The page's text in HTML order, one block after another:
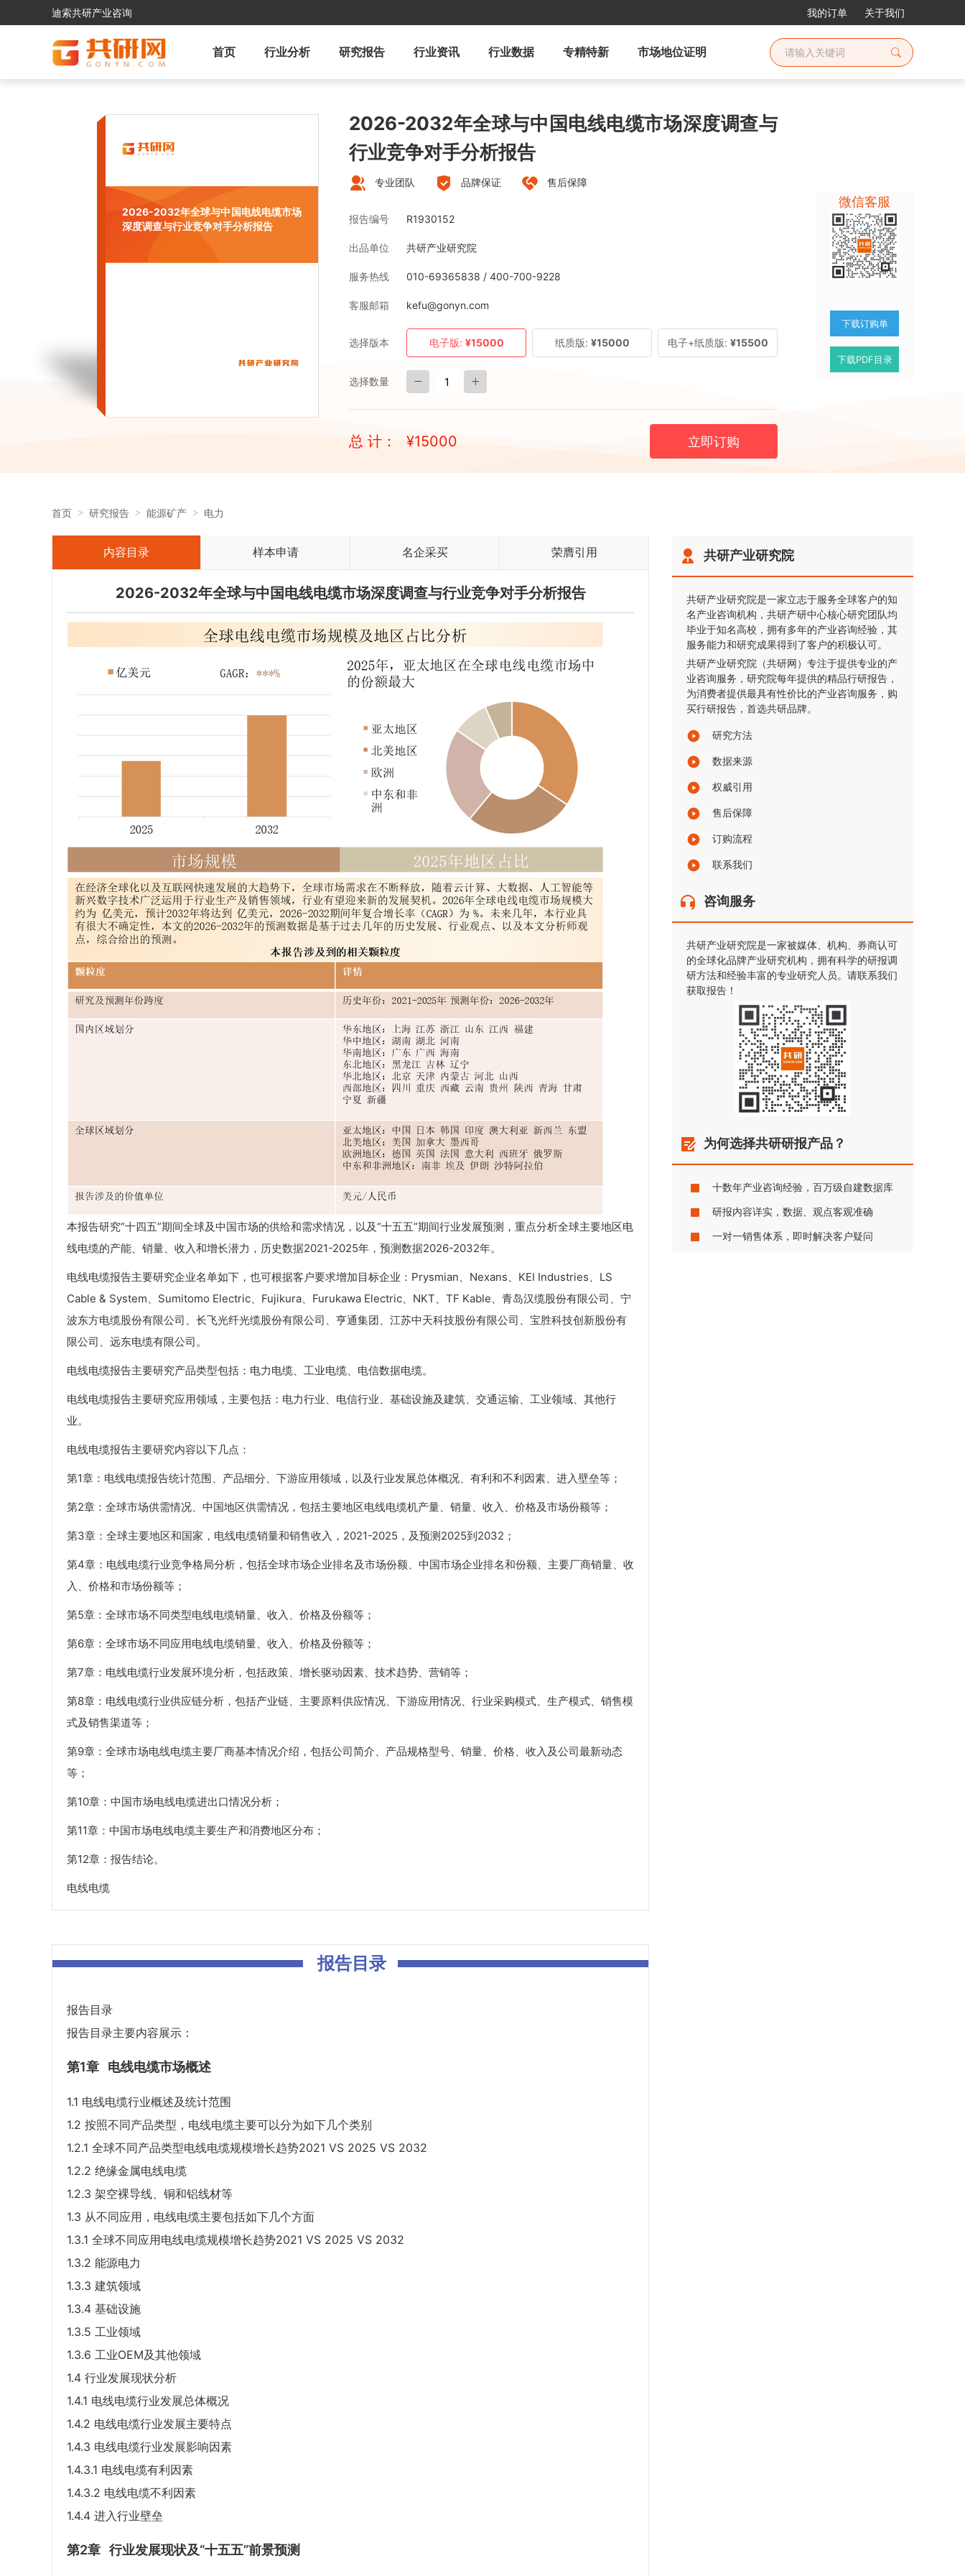
迪索共研产业咨询 我的订单 关于我们
首页 行业分析 研究报告 行业资讯 行业数据 专精特新 市场地位证明
2026-2032年全球与中国电线电缆市场
深度调查与行业竞争对手分析报告
2026-2032年全球与中国电线电缆市场深度调查与
行业竞争对手分析报告
专业团队 品牌保证 售后保障
报告编号 R1930152
出品单位 共研产业研究院
服务热线 010-69365838 / 400-700-9228
客服邮箱 kefu@gonyn.com
选择版本 电子版: ¥15000 纸质版: ¥15000 电子+纸质版: ¥15500
选择数量
总 计： ¥15000 立即订购
微信客服
下载订购单
下载PDF目录
首页 研究报告 能源矿产 电力
内容目录 样本申请 名企采买 荣膺引用
2026-2032年全球与中国电线电缆市场深度调查与行业竞争对手分析报告
本报告研究“十四五”期间全球及中国市场的供给和需求情况，以及“十五五”期间行业发展预测，重点分析全球主要地区电
线电缆的产能、销量、收入和增长潜力，历史数据2021-2025年，预测数据2026-2032年。
电线电缆报告主要研究企业名单如下，也可根据客户要求增加目标企业：Prysmian、Nexans、KEI Industries、LS
Cable & System、Sumitomo Electric、Fujikura、Furukawa Electric、NKT、TF Kable、青岛汉缆股份有限公司、宁
波东方电缆股份有限公司、长飞光纤光缆股份有限公司、亨通集团、江苏中天科技股份有限公司、宝胜科技创新股份有
限公司、远东电缆有限公司。
电线电缆报告主要研究产品类型包括：电力电缆、工业电缆、电信数据电缆。
电线电缆报告主要研究应用领域，主要包括：电力行业、电信行业、基础设施及建筑、交通运输、工业领域、其他行
业。
电线电缆报告主要研究内容以下几点：
第1章：电线电缆报告统计范围、产品细分、下游应用领域，以及行业发展总体概况、有利和不利因素、进入壁垒等；
第2章：全球市场供需情况、中国地区供需情况，包括主要地区电线电缆机产量、销量、收入、价格及市场份额等；
第3章：全球主要地区和国家，电线电缆销量和销售收入，2021-2025，及预测2025到2032；
第4章：电线电缆行业竞争格局分析，包括全球市场企业排名及市场份额、中国市场企业排名和份额、主要厂商销量、收
入、价格和市场份额等；
第5章：全球市场不同类型电线电缆销量、收入、价格及份额等；
第6章：全球市场不同应用电线电缆销量、收入、价格及份额等；
第7章：电线电缆行业发展环境分析，包括政策、增长驱动因素、技术趋势、营销等；
第8章：电线电缆行业供应链分析，包括产业链、主要原料供应情况、下游应用情况、行业采购模式、生产模式、销售模
式及销售渠道等；
第9章：全球市场电线电缆主要厂商基本情况介绍，包括公司简介、产品规格型号、销量、价格、收入及公司最新动态
等；
第10章：中国市场电线电缆进出口情况分析；
第11章：中国市场电线电缆主要生产和消费地区分布；
第12章：报告结论。
电线电缆
报告目录
报告目录
报告目录主要内容展示：
第1章 电线电缆市场概述
1.1 电线电缆行业概述及统计范围
1.2 按照不同产品类型，电线电缆主要可以分为如下几个类别
1.2.1 全球不同产品类型电线电缆规模增长趋势2021 VS 2025 VS 2032
1.2.2 绝缘金属电线电缆
1.2.3 架空裸导线、铜和铝线材等
1.3 从不同应用，电线电缆主要包括如下几个方面
1.3.1 全球不同应用电线电缆规模增长趋势2021 VS 2025 VS 2032
1.3.2 能源电力
1.3.3 建筑领域
1.3.4 基础设施
1.3.5 工业领域
1.3.6 工业OEM及其他领域
1.4 行业发展现状分析
1.4.1 电线电缆行业发展总体概况
1.4.2 电线电缆行业发展主要特点
1.4.3 电线电缆行业发展影响因素
1.4.3.1 电线电缆有利因素
1.4.3.2 电线电缆不利因素
1.4.4 进入行业壁垒
第2章 行业发展现状及“十五五”前景预测
共研产业研究院
共研产业研究院是一家立志于服务全球客户的知
名产业咨询机构，共研产研中心核心研究团队均
毕业于知名高校，拥有多年的产业咨询经验，其
服务能力和研究成果得到了客户的积极认可。
共研产业研究院（共研网）专注于提供专业的产
业咨询服务，研究院每年提供的精品行研报告，
为消费者提供最具有性价比的产业咨询服务，购
买行研报告，首选共研品牌。
研究方法
数据来源
权威引用
售后保障
订购流程
联系我们
咨询服务
共研产业研究院是一家被媒体、机构、券商认可
的全球化品牌产业研究机构，拥有科学的研报调
研方法和经验丰富的专业研究人员。请联系我们
获取报告！
为何选择共研研报产品？
十数年产业咨询经验，百万级自建数据库
研报内容详实，数据、观点客观准确
一对一销售体系，即时解决客户疑问